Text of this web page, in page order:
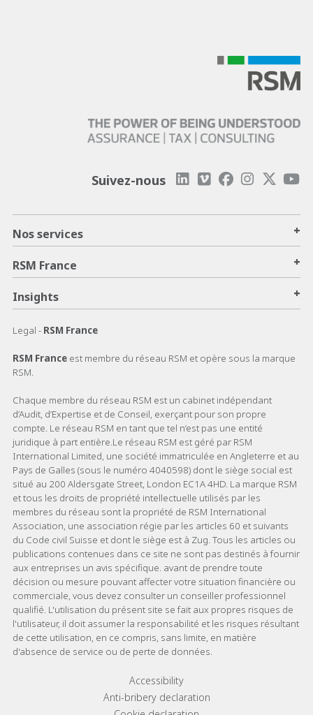
Suivez-nous
Nos services +
RSM France +
Insights +
Legal - RSM France
RSM France est membre du réseau RSM et opère sous la marque
RSM.
Chaque membre du réseau RSM est un cabinet indépendant
d’Audit, d’Expertise et de Conseil, exerçant pour son propre
compte. Le réseau RSM en tant que tel n’est pas une entité
juridique à part entière.Le réseau RSM est géré par RSM
International Limited, une société immatriculée en Angleterre et au
Pays de Galles (sous le numéro 4040598) dont le siège social est
situé au 200 Aldersgate Street, London EC1A 4HD. La marque RSM
et tous les droits de propriété intellectuelle utilisés par les
membres du réseau sont la propriété de RSM International
Association, une association régie par les articles 60 et suivants
du Code civil Suisse et dont le siège est à Zug. Tous les articles ou
publications contenues dans ce site ne sont pas destinés à fournir
aux entreprises un avis spécifique. avant de prendre toute
décision ou mesure pouvant affecter votre situation financière ou
commerciale, vous devez consulter un conseiller professionnel
qualifié. L'utilisation du présent site se fait aux propres risques de
l'utilisateur, il doit assumer la responsabilité et les risques résultant
de cette utilisation, en ce compris, sans limite, en matière
d'absence de service ou de perte de données.
Footer menu linksAccessibility
Anti-bribery declaration